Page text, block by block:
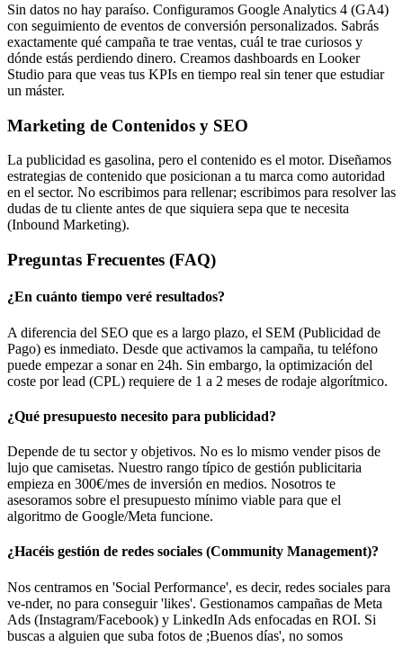
Sin datos no hay paraíso. Configuramos Google Analytics 4 (GA4)
con seguimiento de eventos de conversión personalizados. Sabrás
exactamente qué campaña te trae ventas, cuál te trae curiosos y
dónde estás perdiendo dinero. Creamos dashboards en Looker
Studio para que veas tus KPIs en tiempo real sin tener que estudiar
un máster.
Marketing de Contenidos y SEO
La publicidad es gasolina, pero el contenido es el motor. Diseñamos
estrategias de contenido que posicionan a tu marca como autoridad
en el sector. No escribimos para rellenar; escribimos para resolver las
dudas de tu cliente antes de que siquiera sepa que te necesita
(Inbound Marketing).
Preguntas Frecuentes (FAQ)
¿En cuánto tiempo veré resultados?
A diferencia del SEO que es a largo plazo, el SEM (Publicidad de
Pago) es inmediato. Desde que activamos la campaña, tu teléfono
puede empezar a sonar en 24h. Sin embargo, la optimización del
coste por lead (CPL) requiere de 1 a 2 meses de rodaje algorítmico.
¿Qué presupuesto necesito para publicidad?
Depende de tu sector y objetivos. No es lo mismo vender pisos de
lujo que camisetas. Nuestro rango típico de gestión publicitaria
empieza en 300€/mes de inversión en medios. Nosotros te
asesoramos sobre el presupuesto mínimo viable para que el
algoritmo de Google/Meta funcione.
¿Hacéis gestión de redes sociales (Community Management)?
Nos centramos en 'Social Performance', es decir, redes sociales para
ve-nder, no para conseguir 'likes'. Gestionamos campañas de Meta
Ads (Instagram/Facebook) y LinkedIn Ads enfocadas en ROI. Si
buscas a alguien que suba fotos de ;Buenos días', no somos